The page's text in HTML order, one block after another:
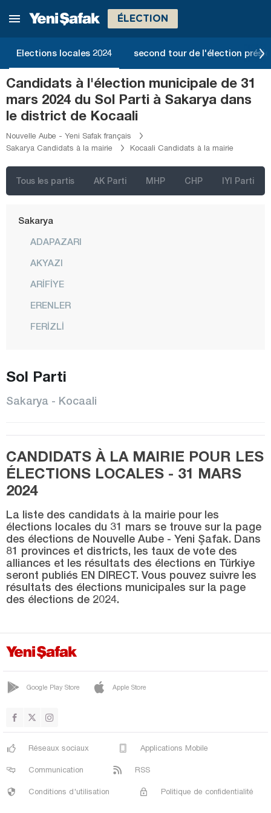
ÉLECTION
Elections locales 2024 second tour de l'élection
Candidats à l'élection municipale de 31
mars 2024 du Sol Parti à Sakarya dans
le district de Kocaali
Nouvelle Aube - Yeni Safak français
Sakarya Candidats à la mairie
Kocaali Candidats à la mairie
Tous les partis AK Parti MHP CHP IYI Parti
Mardin
Muğla
Muş
Nevşehir
Niğde
Ordu
Rize
Sakarya
ADAPAZARI
AKYAZI
ARİFİYE
ERENLER
FERİZLİ
KARASU
KOCAALİ
PAMUKOVA
SERDİVAN
SÖĞÜTLÜ
TARAKLI
Samsun
Şanlıurfa
Sinop
Şırnak
Sivas
Tekirdağ
Tokat
Trabzon
Tunceli
Uşak
Sol Parti
Sakarya - Kocaali
CANDIDATS À LA MAIRIE POUR LES
ÉLECTIONS LOCALES - 31 MARS
2024
La liste des candidats à la mairie pour les
élections locales du 31 mars se trouve sur la page
des élections de Nouvelle Aube - Yeni Şafak. Dans
81 provinces et districts, les taux de vote des
alliances et les résultats des élections en Türkiye
seront publiés EN DIRECT. Vous pouvez suivre les
résultats des élections municipales sur la page
des élections de 2024.
Google Play Store Apple Store
Réseaux sociaux Applications Mobile
Communication RSS
Conditions d'utilisation Politique de confidentialité